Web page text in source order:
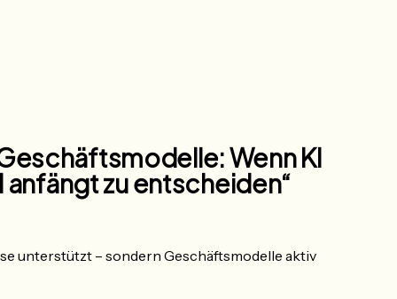
Wenn KI
zu entscheiden“
unterstützt – sondern Geschäftsmodelle aktiv